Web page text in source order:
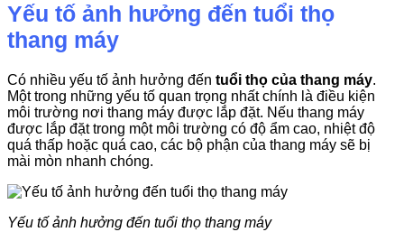
Yếu tố ảnh hưởng đến tuổi thọ
thang máy
Có nhiều yếu tố ảnh hưởng đến tuổi thọ của thang máy.
Một trong những yếu tố quan trọng nhất chính là điều kiện
môi trường nơi thang máy được lắp đặt. Nếu thang máy
được lắp đặt trong một môi trường có độ ẩm cao, nhiệt độ
quá thấp hoặc quá cao, các bộ phận của thang máy sẽ bị
mài mòn nhanh chóng.
Yếu tố ảnh hưởng đến tuổi thọ thang máy